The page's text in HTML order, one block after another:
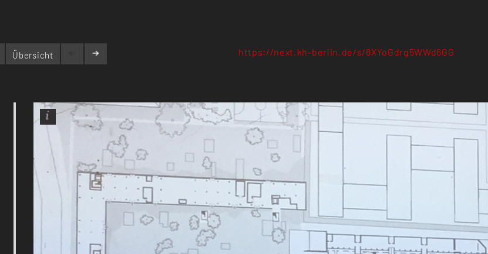
Übersicht https://next.kh-berlin.de/s/8XYoGdrg5WWd6GG